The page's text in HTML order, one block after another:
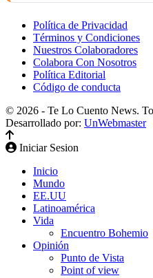
Política de Privacidad
Términos y Condiciones
Nuestros Colaboradores
Colabora Con Nosotros
Política Editorial
Código de conducta
© 2026 - Te Lo Cuento News.
Desarrollado por: UnWebmaster
Iniciar Sesion
Inicio
Mundo
EE.UU
Latinoamérica
Vida
Encuentro Bohemio
Opinión
Punto de Vista
Point of view